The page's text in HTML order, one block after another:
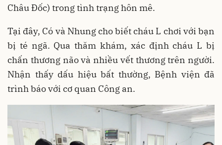
Châu Đốc) trong tình trạng hôn mê.
Tại đây, Có và Nhung cho biết cháu L chơi với bạn
bị té ngã. Qua thăm khám, xác định cháu L bị
chấn thương não và nhiều vết thương trên người.
Nhận thấy dấu hiệu bất thường, Bệnh viện đã
trình báo với cơ quan Công an.